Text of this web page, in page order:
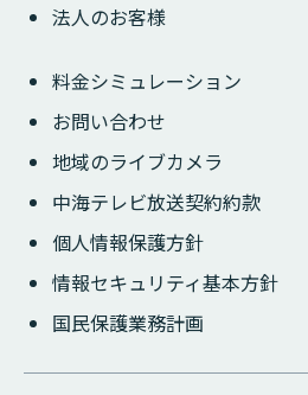
法人のお客様
料金シミュレーション
お問い合わせ
地域のライブカメラ
中海テレビ放送契約約款
個人情報保護方針
情報セキュリティ基本方針
国民保護業務計画